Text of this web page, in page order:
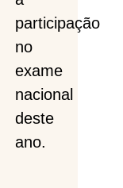
participação
no
exame
nacional
deste
ano.